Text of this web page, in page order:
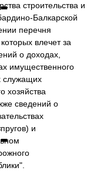
строительства и
Балкарской
перечня
влечет за
о доходах,
имущественного
служащих
хозяйства
сведений о
и